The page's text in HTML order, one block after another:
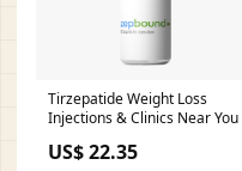
Tirzepatide Weight Loss
Injections & Clinics Near You
US$ 22.35